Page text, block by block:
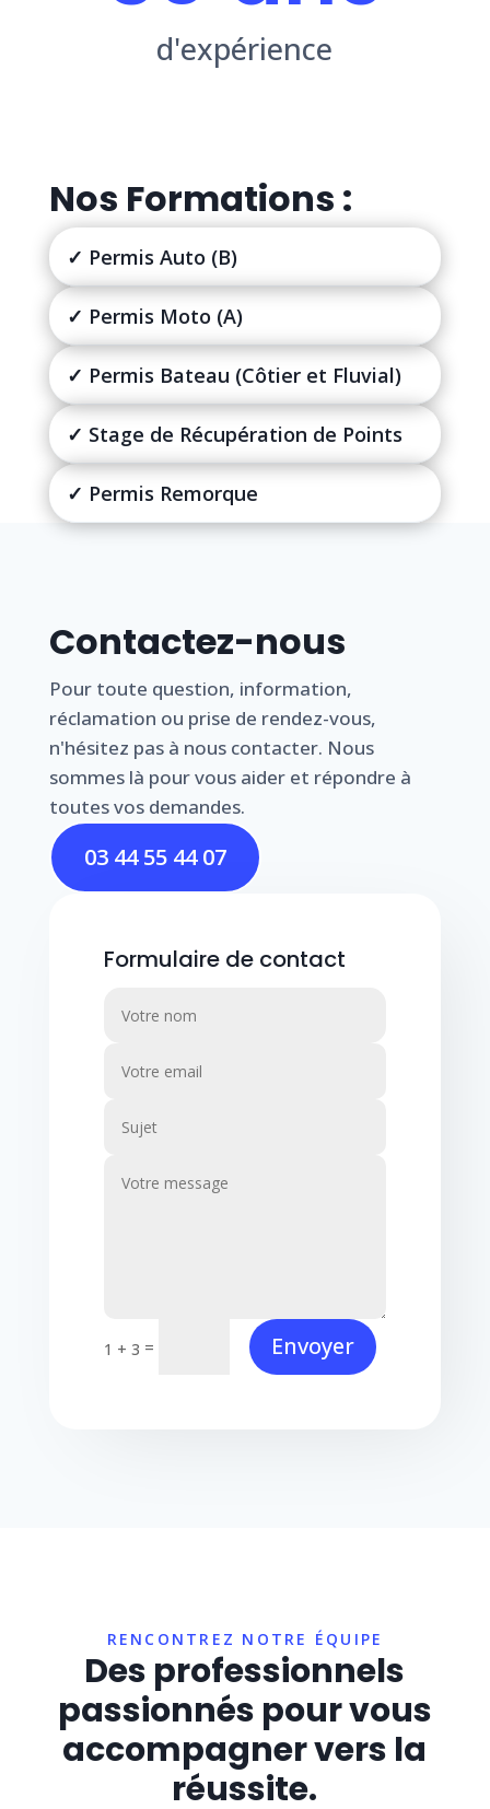
d'expérience
Nos Formations :
✓ Permis Auto (B)
✓ Permis Moto (A)
✓ Permis Bateau (Côtier et Fluvial)
✓ Stage de Récupération de Points
✓ Permis Remorque
Contactez-nous
Pour toute question, information,
réclamation ou prise de rendez-vous,
n'hésitez pas à nous contacter. Nous
sommes là pour vous aider et répondre à
toutes vos demandes.
03 44 55 44 07
Formulaire de contact
1 + 3 = Envoyer
RENCONTREZ NOTRE ÉQUIPE
Des professionnels
passionnés pour vous
accompagner vers la
réussite.